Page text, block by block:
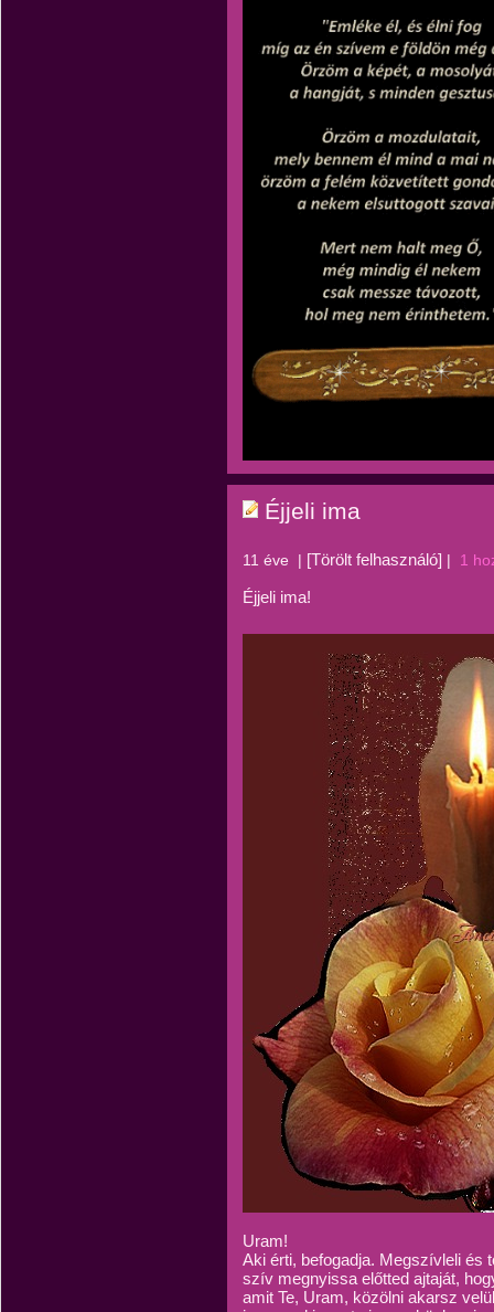
Éjjeli ima
11 éve | [Törölt felhasználó] | 1
Éjjeli ima!
Uram!
Aki érti, befogadja. Megszívleli és
szív megnyissa előtted ajtaját,
amit Te, Uram, közölni akarsz